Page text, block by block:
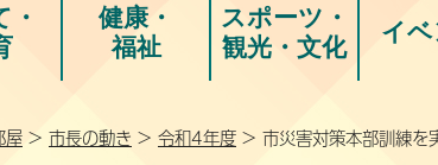
・
健康・
福祉
スポーツ・
観光・文化
イベ
屋 > 市長の動き > 令和4年度 > 市災害対策本部訓練を